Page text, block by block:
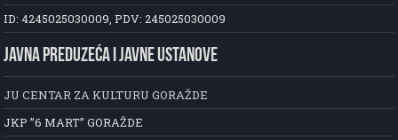
ID: 4245025030009, PDV: 245025030009
JAVNA PREDUZEĆA I JAVNE USTANOVE
JU CENTAR ZA KULTURU GORAŽDE
JKP ”6 MART” GORAŽDE